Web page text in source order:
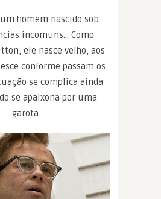
homem nascido sob
incomuns… Como
ele nasce velho, aos
conforme passam os
se complica ainda
se apaixona por uma
garota.